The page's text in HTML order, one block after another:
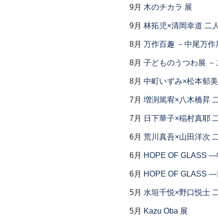
9月 木のチカラ 展
9月 林拓児×清岡幸道 二
8月 万作百趣 －中尾万作
8月 子どものうつわ展
8月 中町いずみ×松本郁
7月 増渕篤宥×八木橋昇
7月 日下華子×稲村真耶
6月 荒川真吾×山田洋次
6月 HOPE OF GLASS
6月 HOPE OF GLASS
5月 水垣千悦×野口悦士
5月 Kazu Oba 展